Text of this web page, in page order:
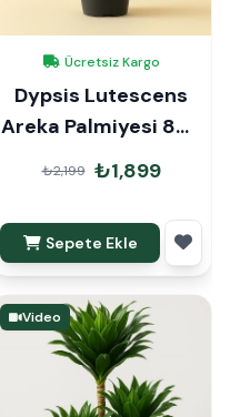
Ücretsiz Kargo
Dypsis Lutescens
Areka Palmiyesi 80-
90cm İthal
₺2,199 ₺1,899
Sepete Ekle
Video